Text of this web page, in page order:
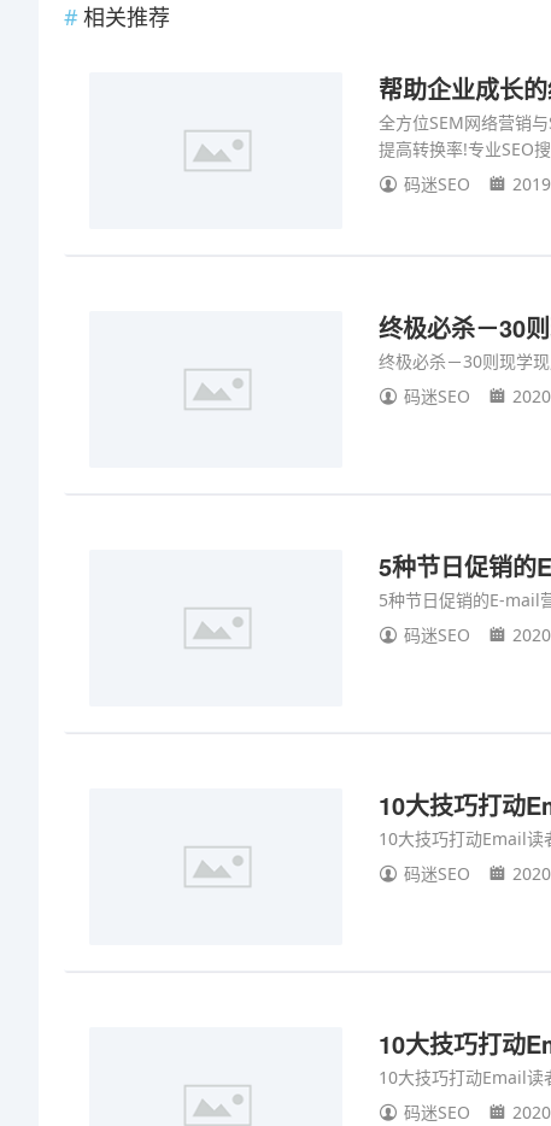
相关推荐
帮助企业成长
全方位SEM网络营销
提高转换率!专业SEO
码迷SEO
终极必杀－30
终极必杀－30则现学
码迷SEO
5种节日促销的
5种节日促销的E-mail
码迷SEO
10大技巧打动
10大技巧打动Email读
码迷SEO
10大技巧打动
10大技巧打动Email读
码迷SEO